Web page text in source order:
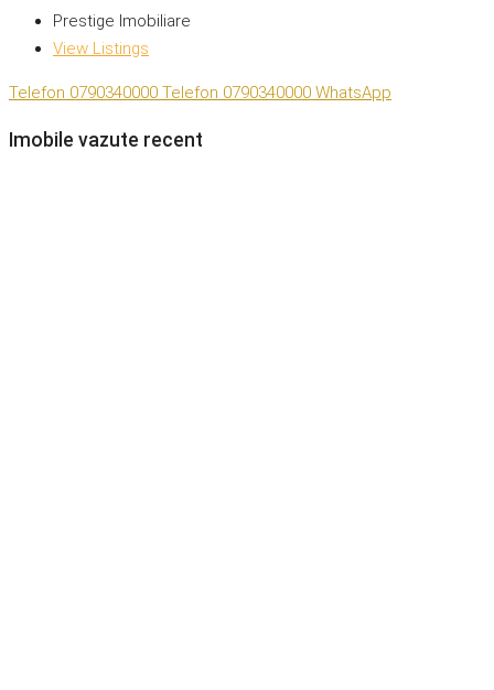
Prestige Imobiliare
View Listings
Telefon 0790340000 Telefon 0790340000 WhatsApp
Imobile vazute recent